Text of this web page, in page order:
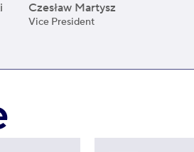
Czesław Martysz
Vice President